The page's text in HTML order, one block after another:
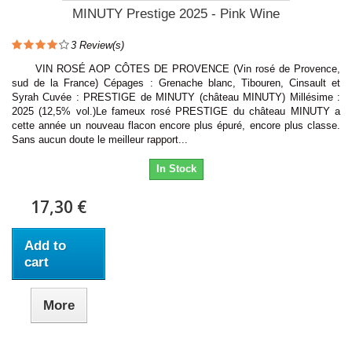
MINUTY Prestige 2025 - Pink Wine
3 Review(s)
VIN ROSÉ AOP CÔTES DE PROVENCE (Vin rosé de Provence,
sud de la France) Cépages : Grenache blanc, Tibouren, Cinsault et
Syrah Cuvée : PRESTIGE de MINUTY (château MINUTY) Millésime :
2025 (12,5% vol.)Le fameux rosé PRESTIGE du château MINUTY a
cette année un nouveau flacon encore plus épuré, encore plus classe.
Sans aucun doute le meilleur rapport...
In Stock
17,30 €
Add to
cart
More